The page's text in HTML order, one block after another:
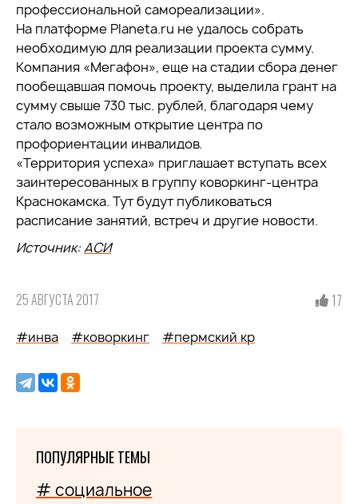
профессиональной самореализации».
На платформе Planeta.ru не удалось собрать
необходимую для реализации проекта сумму.
Компания «Мегафон», еще на стадии сбора денег
пообещавшая помочь проекту, выделила грант на
сумму свыше 730 тыс. рублей, благодаря чему
стало возможным открытие центра по
профориентации инвалидов.
«Территория успеха» приглашает вступать всех
заинтересованных в группу коворкинг-центра
Краснокамска. Тут будут публиковаться
расписание занятий, встреч и другие новости.
Источник:АСИ
25 АВГУСТА 2017 17
#инва #коворкинг #пермский кр
ПОПУЛЯРНЫЕ ТЕМЫ
# социальное